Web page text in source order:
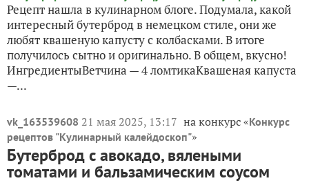
Рецепт нашла в кулинарном блоге. Подумала, какой
интересный бутерброд в немецком стиле, они же
любят квашеную капусту с колбасками. В итоге
получилось сытно и оригинально. В общем, вкусно!
ИнгредиентыВетчина — 4 ломтикаКвашеная капуста
—...
vk_163539608 21 мая 2025, 13:17 на конкурс «Конкурс
рецептов "Кулинарный калейдоскоп"»
Бутерброд с авокадо, вялеными
томатами и бальзамическим соусом